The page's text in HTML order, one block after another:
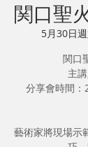
関口聖
5月30日
関口
主
分享會時間：
藝術家將現場示